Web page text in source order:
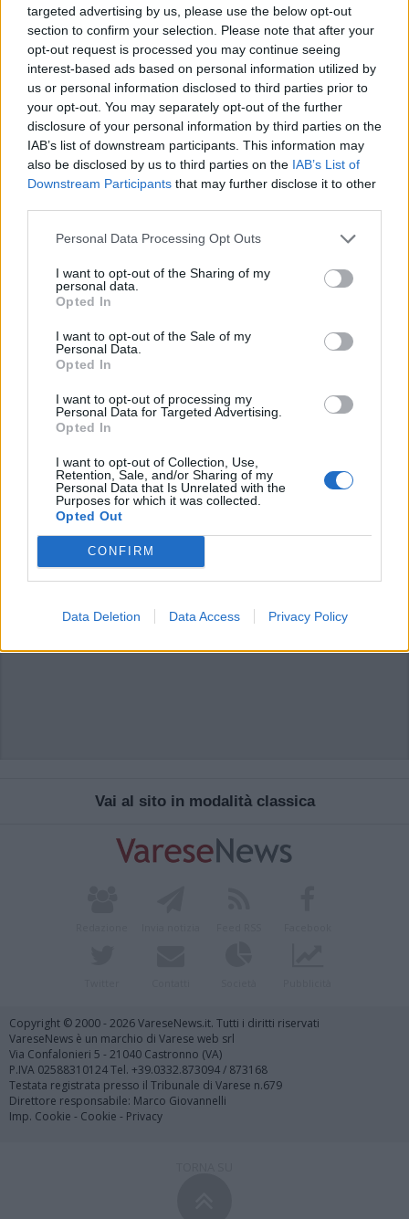
targeted advertising by us, please use the below opt-out
section to confirm your selection. Please note that after your
opt-out request is processed you may continue seeing
interest-based ads based on personal information utilized by
us or personal information disclosed to third parties prior to
your opt-out. You may separately opt-out of the further
disclosure of your personal information by third parties on the
IAB’s list of downstream participants. This information may
also be disclosed by us to third parties on the IAB’s List of
Downstream Participants that may further disclose it to other
Personal Data Processing Opt Outs
I want to opt-out of the Sharing of my
personal data.
Opted In
I want to opt-out of the Sale of my
Personal Data.
Opted In
I want to opt-out of processing my
Personal Data for Targeted Advertising.
Opted In
I want to opt-out of Collection, Use,
Retention, Sale, and/or Sharing of my
Personal Data that Is Unrelated with the
Purposes for which it was collected.
Opted Out
CONFIRM
Data Deletion Data Access Privacy Policy
ADV
Accedioregistrati per commentare questo
commento esprime il pensiero dell'autore e non rappresenta la linea editoriale
di VareseNews.it, che rimane autonoma e indipendente. I messaggi inclusi nei
commenti non sono testi giornalistici, ma post inviati dai singoli lettori che
possono essere automaticamente pubblicati senza filtro preventivo. I commenti
Vai al sito in modalità classica
Copyright © 2000 - 2026 VareseNews.it. Tutti i diritti riservati
VareseNews è un marchio di Varese web srl
Via Confalonieri 5 - 21040 Castronno (VA)
P.IVA 02588310124 Tel. +39.0332.873094 / 873168
Testata registrata presso il Tribunale di Varese n.679
Direttore responsabile: Marco Giovannelli
Imp. Cookie - Cookie - Privacy